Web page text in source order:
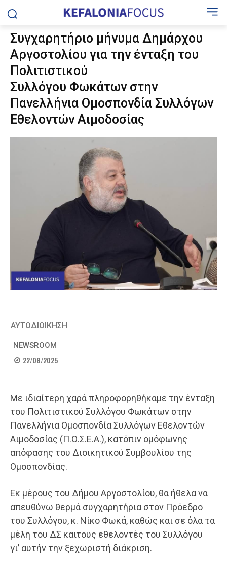
Συγχαρητήριο μήνυμα Δημάρχου
Αργοστολίου για την ένταξη του
Πολιτιστικού
Συλλόγου Φωκάτων στην
Πανελλήνια Ομοσπονδία Συλλόγων
Εθελοντών Αιμοδοσίας
ΑΥΤΟΔΙΟΙΚΗΣΗ
NEWSROOM
22/08/2025
Με ιδιαίτερη χαρά πληροφορηθήκαμε την ένταξη
του Πολιτιστικού Συλλόγου Φωκάτων στην
Πανελλήνια Ομοσπονδία Συλλόγων Εθελοντών
Αιμοδοσίας (Π.Ο.Σ.Ε.Α.), κατόπιν ομόφωνης
απόφασης του Διοικητικού Συμβουλίου της
Ομοσπονδίας.
Εκ μέρους του Δήμου Αργοστολίου, θα ήθελα να
απευθύνω θερμά συγχαρητήρια στον Πρόεδρο
του Συλλόγου, κ. Νίκο Φωκά, καθώς και σε όλα τα
μέλη του ΔΣ καιτους εθελοντές του Συλλόγου
γι’ αυτήν την ξεχωριστή διάκριση.